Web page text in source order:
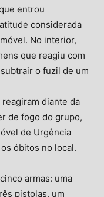
entrou
considerada
No interior,
que reagiu com
o fuzil de um
diante da
de fogo do grupo,
de Urgência
óbitos no local.
armas: uma
pistolas, um